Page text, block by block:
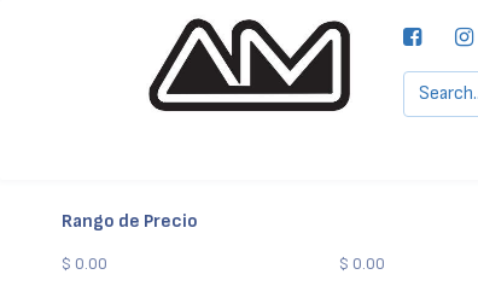
Rango de Precio
$ 0.00 $ 0.00